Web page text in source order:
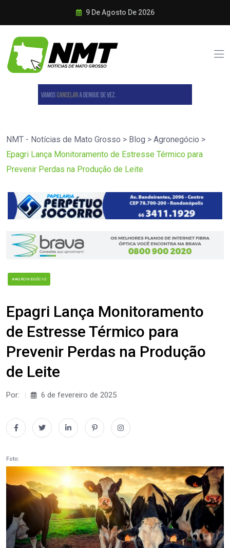
9 De Agosto De 2026
NMT - Notícias de Mato Grosso > Blog > Agronegócio >
Epagri Lança Monitoramento de Estresse Térmico para
Prevenir Perdas na Produção de Leite
#AGRONEGÓCIO
Epagri Lança Monitoramento
de Estresse Térmico para
Prevenir Perdas na Produção
de Leite
Por: 6 de fevereiro de 2025
Foto: